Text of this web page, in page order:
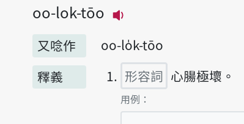
oo-lok-tōo
又唸作
oo-lo̍k-tōo
釋義
形容詞 心腸極壞。
第1項釋義的
用例：